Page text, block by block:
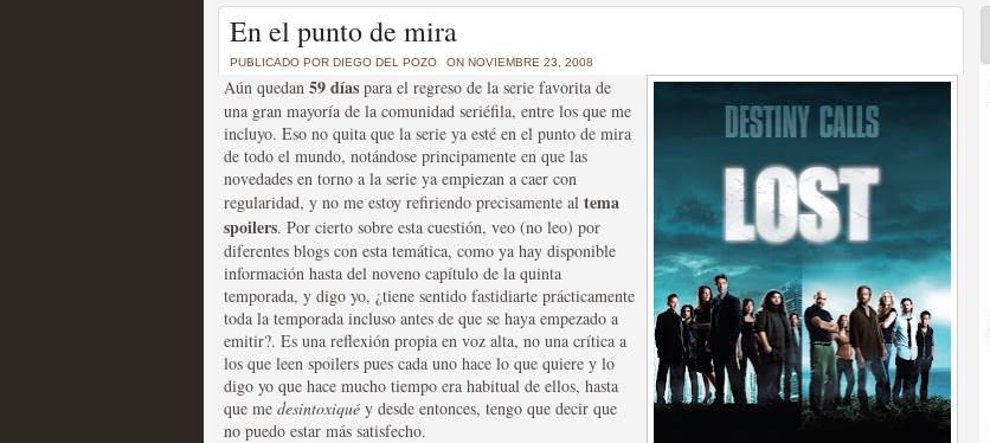
Un recorrido por todas las temporadas de Game
of Thrones a través de sus mejores tráilers
MOLTISANTI
Recomendación de la semana
La burbuja de los jugadores de la ficción
original
MOLTISANTI
Recomendación de la semana
En el punto de mira
PUBLICADO POR DIEGO DEL POZO ON NOVIEMBRE 23, 2008
Aún quedan 59 días para el regreso de la serie favorita de
una gran mayoría de la comunidad seriéfila, entre los que me
incluyo. Eso no quita que la serie ya esté en el punto de mira
de todo el mundo, notándose principamente en que las
novedades en torno a la serie ya empiezan a caer con
regularidad, y no me estoy refiriendo precisamente al tema
spoilers. Por cierto sobre esta cuestión, veo (no leo) por
diferentes blogs con esta temática, como ya hay disponible
información hasta del noveno capítulo de la quinta
temporada, y digo yo, ¿tiene sentido fastidiarte prácticamente
toda la temporada incluso antes de que se haya empezado a
emitir?. Es una reflexión propia en voz alta, no una crítica a
los que leen spoilers pues cada uno hace lo que quiere y lo
digo yo que hace mucho tiempo era habitual de ellos, hasta
que me desintoxiqué y desde entonces, tengo que decir que
no puedo estar más satisfecho.